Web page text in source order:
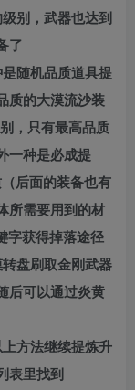
别，武器也达到
了
随机品质道具提
质的大漠流沙装
，只有最高品质
一种是必成提
后面的装备也有
所需要用到的材
字获得掉落途径
盘刷取金刚武器
后可以通过炎黄
方法继续提炼升
表里找到